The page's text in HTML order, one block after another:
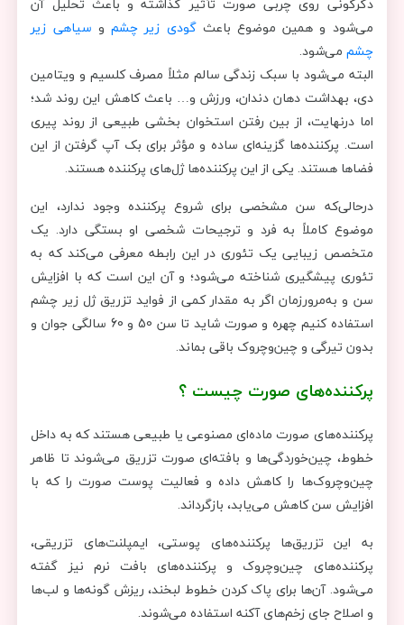
می‌شود و همین موضوع باعثگودی زیر چشمو سیاهی زیر
چشم می‌شود.
البته می‌شود با سبک زندگی سالم مثلاً مصرف کلسیم و ویتامین
دی، بهداشت دهان دندان، ورزش و… باعث کاهش این روند شد؛
اما درنهایت، از بین رفتن استخوان بخشی طبیعی از روند پیری
است. پرکننده‌ها گزینه‌ای ساده و مؤثر برای بک آپ گرفتن از این
فضاها هستند. یکی از این پرکننده‌ها ژل‌های پرکننده هستند.
درحالی‌که سن مشخصی برای شروع پرکننده وجود ندارد، این
موضوع کاملاً به فرد و ترجیحات شخصی او بستگی دارد. یک
متخصص زیبایی یک تئوری در این رابطه معرفی می‌کند که به
تئوری پیشگیری شناخته می‌شود؛ و آن این است که با افزایش
سن و به‌مرورزمان اگر به مقدار کمی از فواید تزریق ژل زیر چشم
استفاده کنیم چهره و صورت شاید تا سن 50 و 60 سالگی جوان و
بدون تیرگی و چین‌وچروک باقی بماند.
پرکننده‌های صورت چیست ؟
پرکننده‌های صورت ماده‌ای مصنوعی یا طبیعی هستند که به داخل
خطوط، چین‌خوردگی‌ها و بافته‌ای صورت تزریق می‌شوند تا ظاهر
چین‌وچروک‌ها را کاهش داده و فعالیت پوست صورت را که با
افزایش سن کاهش می‌یابد، بازگرداند.
به این تزریق‌ها پرکننده‌های پوستی، ایمپلنت‌های تزریقی،
پرکننده‌های چین‌وچروک و پرکننده‌های بافت نرم نیز گفته
می‌شود. آن‌ها برای پاک کردن خطوط لبخند، ریزش گونه‌ها و لب‌ها
و اصلاح جای زخم‌های آکنه استفاده می‌شوند.